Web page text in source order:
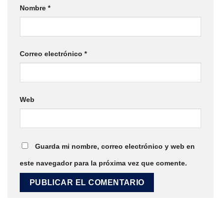
Nombre *
Correo electrónico *
Web
Guarda mi nombre, correo electrónico y web en
este navegador para la próxima vez que comente.